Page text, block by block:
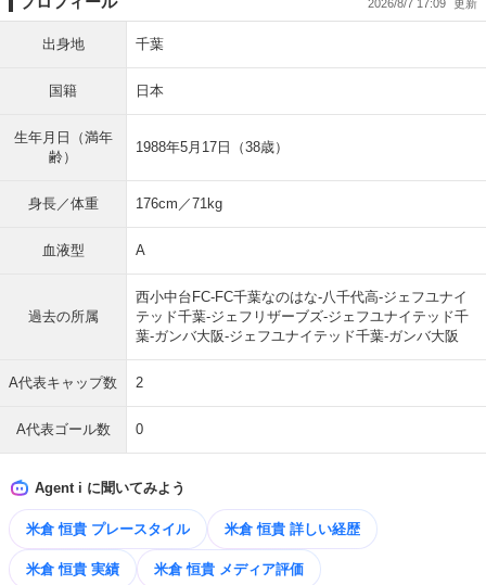
2026/8/7 17:09
出身地 千葉
国籍 日本
生年月日（満年
齢）
1988年5月17日（38歳）
身長／体重 176cm／71kg
血液型 A
過去の所属
西小中台FC-FC千葉なのはな-八千代高-ジェフユナイ
テッド千葉-ジェフリザーブズ-ジェフユナイテッド千
葉-ガンバ大阪-ジェフユナイテッド千葉-ガンバ大阪
A代表キャップ数 2
A代表ゴール数 0
Agent i に聞いてみよう
米倉 恒貴 プレースタイル 米倉 恒貴 詳しい経歴
米倉 恒貴 実績 米倉 恒貴 メディア評価